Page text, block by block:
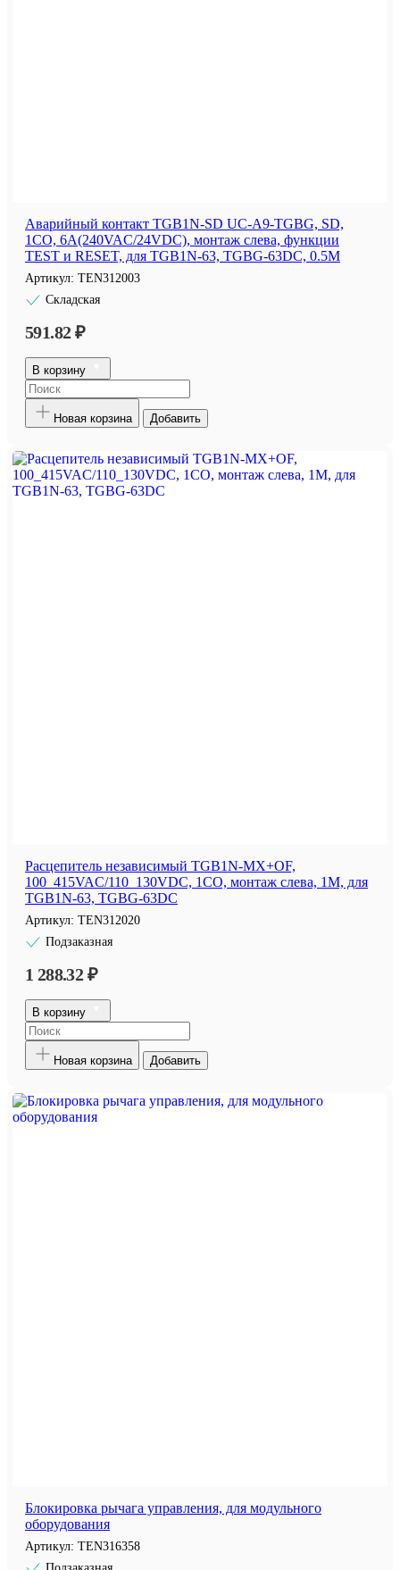
Аварийный контакт TGB1N-SD UC-A9-TGBG, SD,
1CO, 6A(240VAC/24VDC), монтаж слева, функции
TEST и RESET, для TGB1N-63, TGBG-63DC, 0.5M
Артикул: TEN312003
Складская
591.82 ₽
В корзину
Новая корзина Добавить
Расцепитель независимый TGB1N-MX+OF,
100_415VAC/110_130VDC, 1CO, монтаж слева, 1M, для
TGB1N-63, TGBG-63DC
Артикул: TEN312020
Подзаказная
1 288.32 ₽
В корзину
Новая корзина Добавить
Блокировка рычага управления, для модульного
оборудования
Артикул: TEN316358